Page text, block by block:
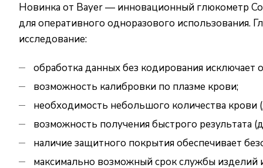
Новинка от Bayer — инновационный глюкометр
для оперативного одноразового использования.
исследование:
обработка данных без кодирования
возможность калибровки по плазме крови;
необходимость небольшого количества крови
возможность получения быстрого результата
наличие защитного покрытия обеспечивает
максимально возможный срок службы изделий